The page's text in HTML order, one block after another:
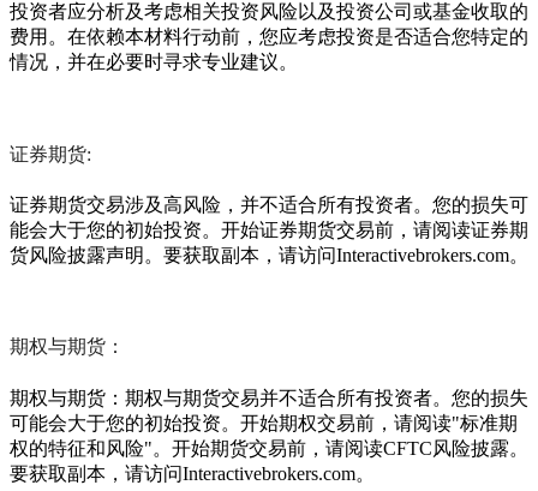
投资者应分析及考虑相关投资风险以及投资公司或基金收取的
费用。在依赖本材料行动前，您应考虑投资是否适合您特定的
情况，并在必要时寻求专业建议。
证券期货:
证券期货交易涉及高风险，并不适合所有投资者。您的损失可
能会大于您的初始投资。开始证券期货交易前，请阅读证券期
货风险披露声明。要获取副本，请访问Interactivebrokers.com。
期权与期货：
期权与期货：期权与期货交易并不适合所有投资者。您的损失
可能会大于您的初始投资。开始期权交易前，请阅读"标准期
权的特征和风险"。开始期货交易前，请阅读CFTC风险披露。
要获取副本，请访问Interactivebrokers.com。